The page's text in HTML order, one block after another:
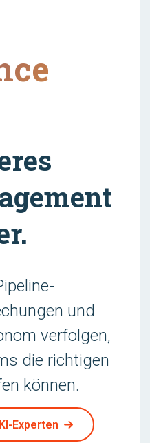
und
verfolgen,
die richtigen
können.
Experten